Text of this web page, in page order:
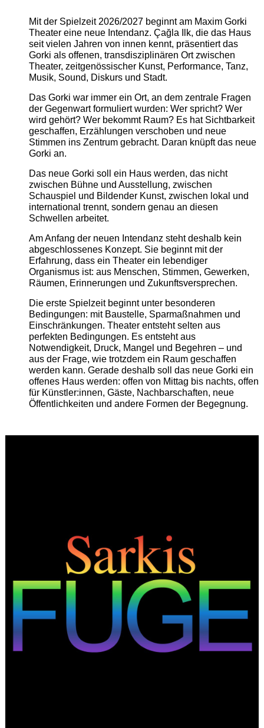
Mit der Spielzeit 2026/2027 beginnt am Maxim Gorki
Theater eine neue Intendanz. Çağla Ilk, die das Haus
seit vielen Jahren von innen kennt, präsentiert das
Gorki als offenen, transdisziplinären Ort zwischen
Theater, zeitgenössischer Kunst, Performance, Tanz,
Musik, Sound, Diskurs und Stadt.
Das Gorki war immer ein Ort, an dem zentrale Fragen
der Gegenwart formuliert wurden: Wer spricht? Wer
wird gehört? Wer bekommt Raum? Es hat Sichtbarkeit
geschaffen, Erzählungen verschoben und neue
Stimmen ins Zentrum gebracht. Daran knüpft das neue
Gorki an.
Das neue Gorki soll ein Haus werden, das nicht
zwischen Bühne und Ausstellung, zwischen
Schauspiel und Bildender Kunst, zwischen lokal und
international trennt, sondern genau an diesen
Schwellen arbeitet.
Am Anfang der neuen Intendanz steht deshalb kein
abgeschlossenes Konzept. Sie beginnt mit der
Erfahrung, dass ein Theater ein lebendiger
Organismus ist: aus Menschen, Stimmen, Gewerken,
Räumen, Erinnerungen und Zukunftsversprechen.
Die erste Spielzeit beginnt unter besonderen
Bedingungen: mit Baustelle, Sparmaßnahmen und
Einschränkungen. Theater entsteht selten aus
perfekten Bedingungen. Es entsteht aus
Notwendigkeit, Druck, Mangel und Begehren – und
aus der Frage, wie trotzdem ein Raum geschaffen
werden kann. Gerade deshalb soll das neue Gorki ein
offenes Haus werden: offen von Mittag bis nachts, offen
für Künstler:innen, Gäste, Nachbarschaften, neue
Öffentlichkeiten und andere Formen der Begegnung.